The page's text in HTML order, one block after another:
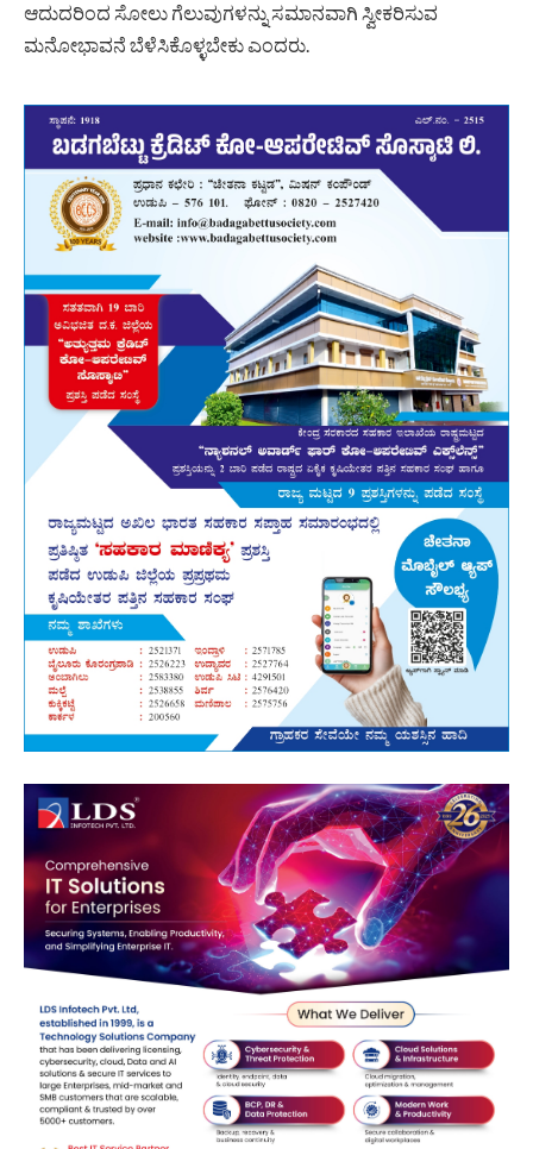
ಆದುದರಿಂದ ಸೋಲು ಗೆಲುವುಗಳನ್ನು ಸಮಾನವಾಗಿ ಸ್ವೀಕರಿಸುವ
ಮನೋಭಾವನೆ ಬೆಳೆಸಿಕೊಳ್ಳಬೇಕು ಎಂದರು.